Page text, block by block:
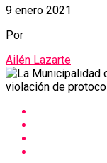
9 enero 2021
Por
Ailén Lazarte